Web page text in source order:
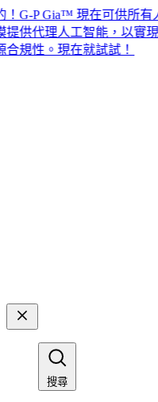
P Gia™ 現在可供所有人使
代理人工智能，以實現全
性。現在就試試！​​
搜尋​​